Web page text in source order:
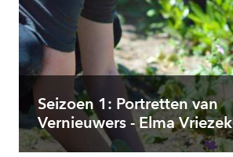
Seizoen 1: Portretten van
Vernieuwers - Elma